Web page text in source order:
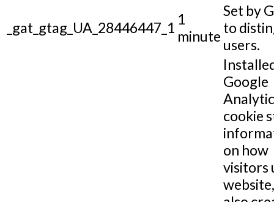
_gat_gtag_UA_28446447_1 1
minute
Set by
to
users.
Google
cookie
on how
visitors